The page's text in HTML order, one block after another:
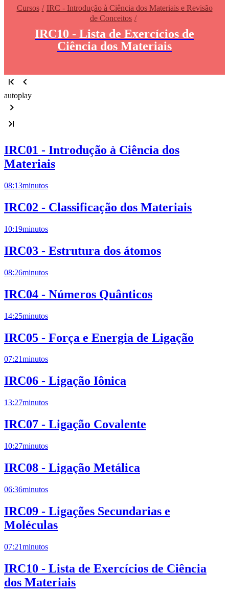
Cursos
IRC - Introdução à Ciência dos Materiais e Revisão
de Conceitos
IRC10 - Lista de Exercícios de
Ciência dos Materiais
autoplay
IRC01 - Introdução à Ciência dos
Materiais
08:13minutos
IRC02 - Classificação dos Materiais
10:19minutos
IRC03 - Estrutura dos átomos
08:26minutos
IRC04 - Números Quânticos
14:25minutos
IRC05 - Força e Energia de Ligação
07:21minutos
IRC06 - Ligação Iônica
13:27minutos
IRC07 - Ligação Covalente
10:27minutos
IRC08 - Ligação Metálica
06:36minutos
IRC09 - Ligações Secundarias e
Moléculas
07:21minutos
IRC10 - Lista de Exercícios de Ciência
dos Materiais